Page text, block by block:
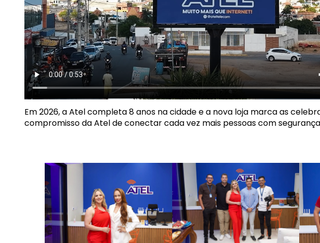
Em 2026, a Atel completa 8 anos na cidade e a nova loja marca as
compromisso da Atel de conectar cada vez mais pessoas com